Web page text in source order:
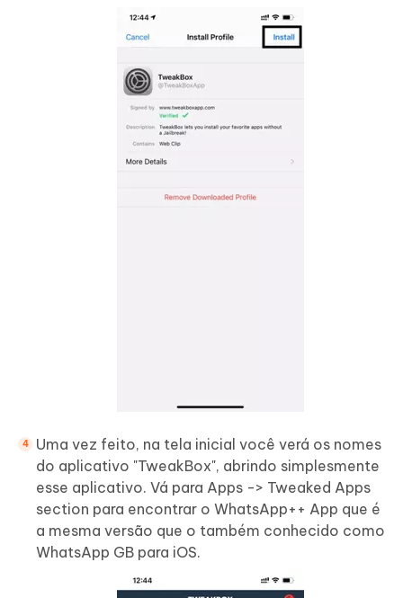
Uma vez feito, na tela inicial você verá os nomes
do aplicativo "TweakBox", abrindo simplesmente
esse aplicativo. Vá para Apps -> Tweaked Apps
section para encontrar o WhatsApp++ App que é
a mesma versão que o também conhecido como
WhatsApp GB para iOS.